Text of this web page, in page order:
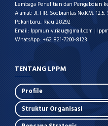
Lembaga Penelitian dan Pengabdian
Alamat: Jl. HR. Soebrantas No.KM.
Pekanbaru, Riau 28292
Email: lppmuniv.riau@gmail.com |
WhatsApp: +62 821-7200-8123
TENTANG LPPM
Profile
Struktur Organisasi